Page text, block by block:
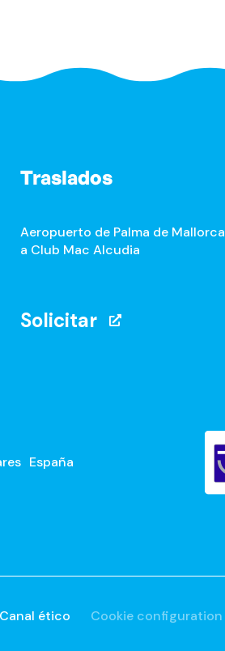
Traslados
Aeropuerto de Palma de Mallorca
a Club Mac Alcudia
Solicitar
España
Canal ético Cookie configuration